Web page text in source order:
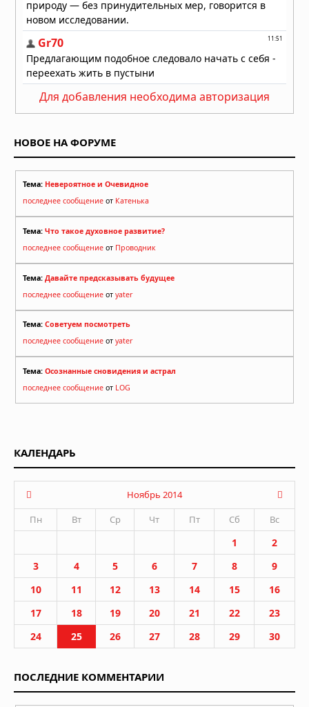
Для добавления необходима авторизация
НОВОЕ НА ФОРУМЕ
Тема: Невероятное и Очевидное
последнее сообщение от Катенька
Тема: Что такое духовное развитие?
последнее сообщение от Проводник
Тема: Давайте предсказывать будущее
последнее сообщение от yater
Тема: Советуем посмотреть
последнее сообщение от yater
Тема: Осознанные сновидения и астрал
последнее сообщение от LOG
КАЛЕНДАРЬ
Ноябрь 2014
Пн
Вт Ср Чт Пт Сб Вс
1
2
3
4 5 6 7 8
9
10
11 12 13 14 15
16
17
18 19 20 21 22
23
24
25 26 27 28 29 30
ПОСЛЕДНИЕ КОММЕНТАРИИ